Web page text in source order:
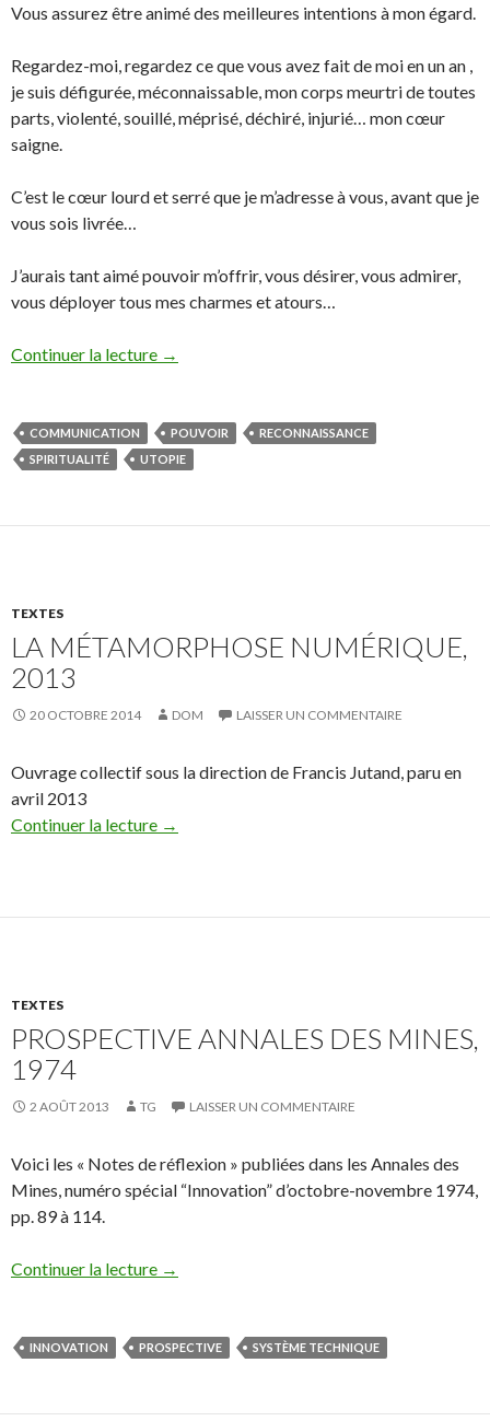
Vous assurez être animé des meilleures intentions à mon égard.
Regardez-moi, regardez ce que vous avez fait de moi en un an ,
je suis défigurée, méconnaissable, mon corps meurtri de toutes
parts, violenté, souillé, méprisé, déchiré, injurié… mon cœur
saigne.
C’est le cœur lourd et serré que je m’adresse à vous, avant que je
vous sois livrée…
J’aurais tant aimé pouvoir m’offrir, vous désirer, vous admirer,
vous déployer tous mes charmes et atours…
Continuer la lecture →
COMMUNICATION POUVOIR
RECONNAISSANCE
SPIRITUALITÉ
UTOPIE
TEXTES
LA MÉTAMORPHOSE NUMÉRIQUE,
2013
20 OCTOBRE 2014 DOM LAISSER UN COMMENTAIRE
Ouvrage collectif sous la direction de Francis Jutand, paru en
avril 2013
Continuer la lecture →
TEXTES
PROSPECTIVE ANNALES DES MINES,
1974
2 AOÛT 2013 TG LAISSER UN COMMENTAIRE
Voici les « Notes de réflexion » publiées dans les Annales des
Mines, numéro spécial “Innovation” d’octobre-novembre 1974,
pp. 89 à 114.
Continuer la lecture →
INNOVATION PROSPECTIVE SYSTÈME TECHNIQUE